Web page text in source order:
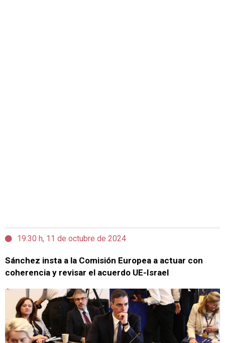
19:30 h, 11 de octubre de 2024
Sánchez insta a la Comisión Europea a actuar con
coherencia y revisar el acuerdo UE-Israel